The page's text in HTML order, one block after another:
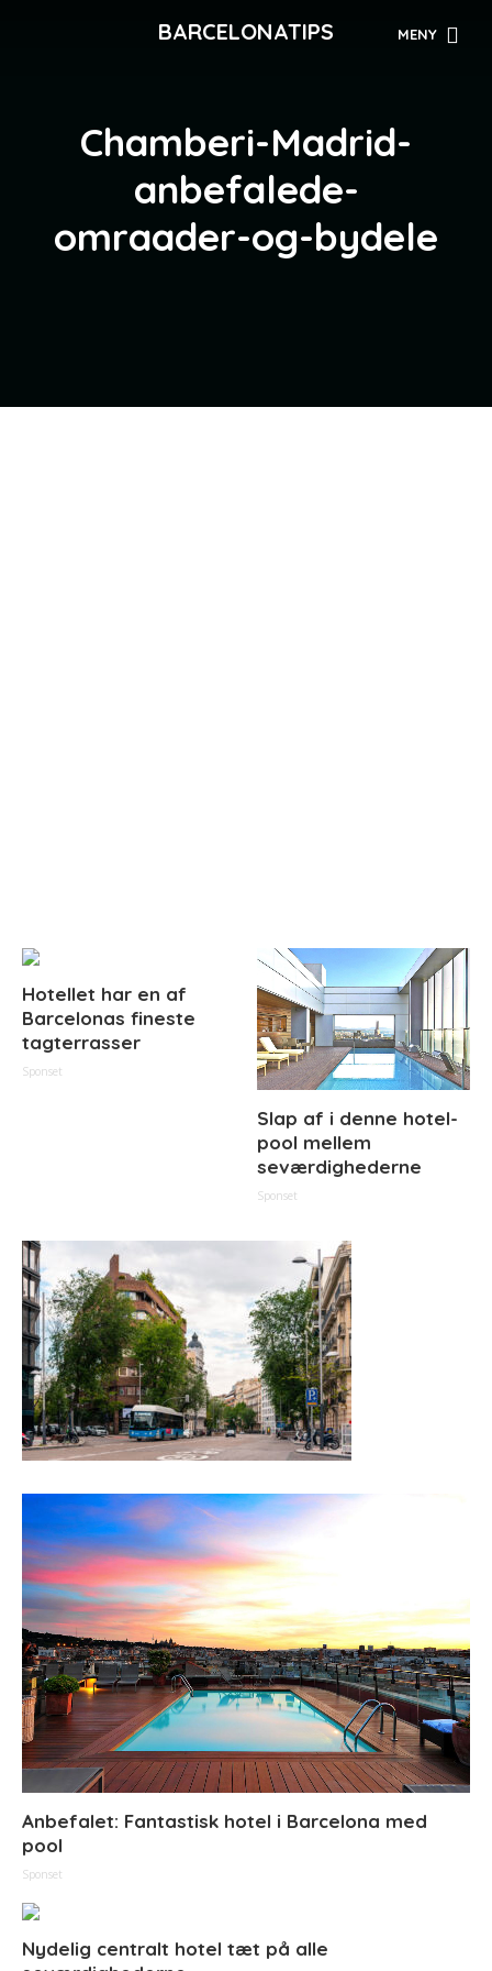
BARCELONATIPS MENY
Chamberi-Madrid-
anbefalede-
omraader-og-bydele
Hotellet har en af
Barcelonas fineste
tagterrasser
Sponset
Slap af i denne hotel-
pool mellem
seværdighederne
Sponset
Anbefalet: Fantastisk hotel i Barcelona med
pool
Sponset
Nydelig centralt hotel tæt på alle